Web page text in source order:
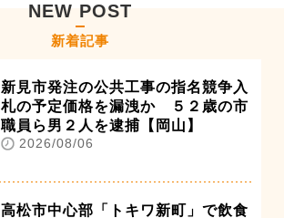
NEW POST
新着記事
新見市発注の公共工事の指名競争入
札の予定価格を漏洩か ５２歳の市
職員ら男２人を逮捕【岡山】
2026/08/06
高松市中心部「トキワ新町」で飲食